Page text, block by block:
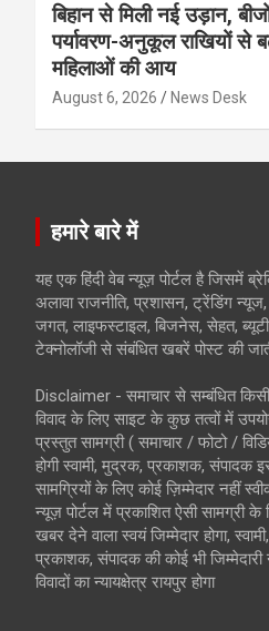
बिहान से मिली नई उड़ान,
पर्यावरण-अनुकूल राखियों से
महिलाओं की आय
August 6, 2026 News Desk
हमारे बारे में
यह एक हिंदी वेब न्यूज़ पोर्टल है जिसमें
अलावा राजनीति, प्रशासन, ट्रेंडिंग
जगत, लाइफस्टाइल, बिजनेस, सेहत,
टेक्नोलॉजी से संबंधित खबरें पोस्ट की
Disclaimer - समाचार से सम्बंधित
विवाद के लिए साइट के कुछ तत्वों में
प्रस्तुत सामग्री ( समाचार / फोटो /
होगी स्वामी, मुद्रक, प्रकाशक, संपादक
सामग्रियों के लिए कोई ज़िम्मेदार नहीं
न्यूज़ पोर्टल में प्रकाशित ऐसी सामग्री के
खबर देने वाला स्वयं जिम्मेदार होगा,
प्रकाशक, संपादक की कोई भी जिम्मेदारी
विवादों का न्यायक्षेत्र रायपुर होगा